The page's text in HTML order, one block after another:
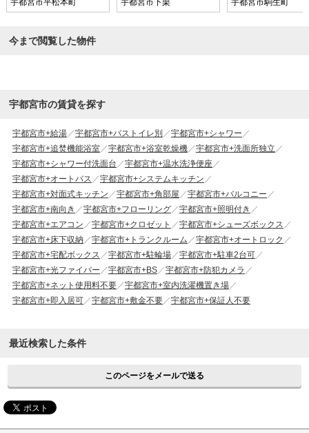
宇都宮市平松本町
宇都宮市下栗
宇都宮市駒生町
今まで閲覧した物件
宇都宮市の賃貸を探す
宇都宮市+給湯 宇都宮市+バストイレ別
宇都宮市+シャワー
宇都宮市+追焚機能浴室
宇都宮市+浴室乾燥機
宇都宮市+洗面所独立
宇都宮市+シャワー付洗面台
宇都宮市+温水洗浄便座
宇都宮市+オートバス
宇都宮市+システムキッチン
宇都宮市+対面式キッチン
宇都宮市+角部屋
宇都宮市+バルコニー
宇都宮市+南向き
宇都宮市+フローリング
宇都宮市+照明付き
宇都宮市+エアコン
宇都宮市+クロゼット
宇都宮市+シューズボックス
宇都宮市+床下収納
宇都宮市+トランクルーム
宇都宮市+オートロック
宇都宮市+宅配ボックス
宇都宮市+駐輪場
宇都宮市+駐車2台可
宇都宮市+光ファイバー
宇都宮市+BS
宇都宮市+防犯カメラ
宇都宮市+ネット使用料不要
宇都宮市+室内洗濯機置き場
宇都宮市+即入居可
宇都宮市+敷金不要 宇都宮市+保証人不要
最近検索した条件
このページをメールで送る